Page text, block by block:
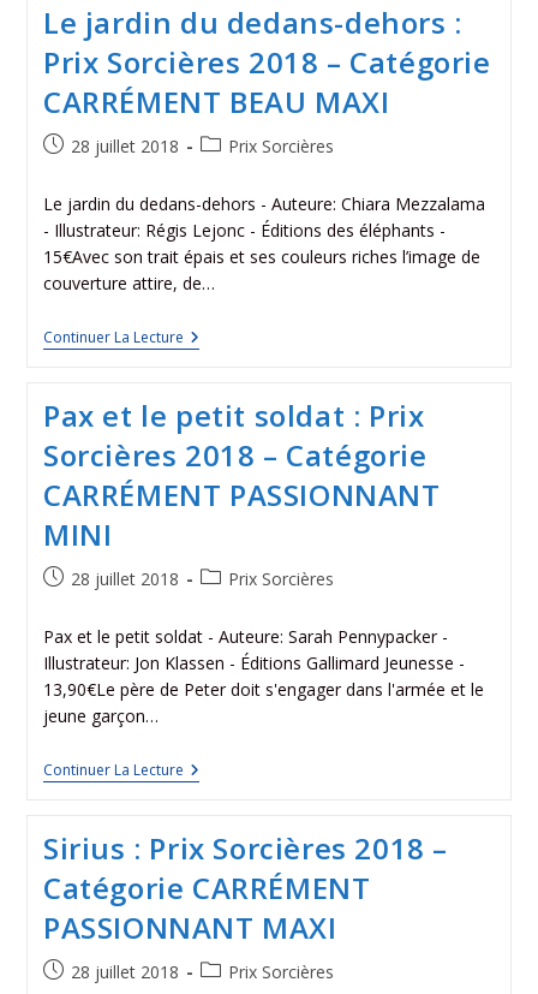
Le jardin du dedans-dehors :
Prix Sorcières 2018 – Catégorie
CARRÉMENT BEAU MAXI
28 juillet 2018 Prix Sorcières
Le jardin du dedans-dehors - Auteure: Chiara Mezzalama
- Illustrateur: Régis Lejonc - Éditions des éléphants -
15€Avec son trait épais et ses couleurs riches l’image de
couverture attire, de…
Continuer La Lecture
Pax et le petit soldat : Prix
Sorcières 2018 – Catégorie
CARRÉMENT PASSIONNANT
MINI
28 juillet 2018 Prix Sorcières
Pax et le petit soldat - Auteure: Sarah Pennypacker -
Illustrateur: Jon Klassen - Éditions Gallimard Jeunesse -
13,90€Le père de Peter doit s'engager dans l'armée et le
jeune garçon…
Continuer La Lecture
Sirius : Prix Sorcières 2018 –
Catégorie CARRÉMENT
PASSIONNANT MAXI
28 juillet 2018 Prix Sorcières